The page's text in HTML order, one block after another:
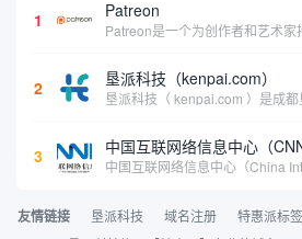
1 Patreon
2 垦派科技（kenpai.com）
3 中国互联网络信息中心（
友情链接 垦派科技 域名注册 特惠派标